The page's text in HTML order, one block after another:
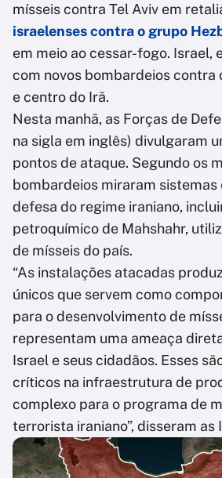
mísseis contra Tel Aviv em
israelenses contra o grupo
em meio ao cessar-fogo. Israel,
com novos bombardeios contra
e centro do Irã.
Nesta manhã, as Forças de
na sigla em inglês) divulgaram
pontos de ataque. Segundo os
bombardeios miraram
defesa do regime iraniano,
petroquímico de Mahshahr,
de mísseis do país.
“As instalações atacadas
únicos que servem como
para o desenvolvimento de
representam uma ameaça
Israel e seus cidadãos. Esses
críticos na infraestrutura de
complexo para o programa de
terrorista iraniano”, disseram as